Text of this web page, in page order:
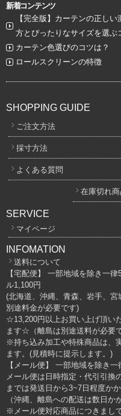
新着コンテンツ
【完全版】カーテンの正しい
方とぴったりなサイズを選ぶ
カーテン色選びのコツは？
ロールスクリーンの特徴
SHOPPING GUIDE
ご注文方法
採寸方法
よくある質問
在庫切れ
SERVICE
マイページ
INFOMATION
送料について
【宅配便】 一部地域を除き一
ル1,100円
(北海道、沖縄、青森、岩手、
別途料金が必要です)
☆13,200円以上お買い上げ頂い
ます☆（離島は別途送料が必要で
※持ち込み加工や特殊商品は、
ます。(見積時に提示します。)
【メール便】 一部地域を除き一
メール便は日時指定・代引引換
までは発送日から3~7日程度か
（沖縄、離島への配送は数日か
※メール便対応商品につきまし